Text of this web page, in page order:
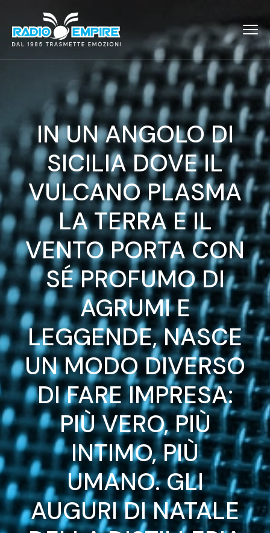
IN UN ANGOLO DI
SICILIA DOVE IL
VULCANO PLASMA
LA TERRA E IL
VENTO PORTA CON
SÉ PROFUMO DI
AGRUMI E
LEGGENDE, NASCE
UN MODO DIVERSO
DI FARE IMPRESA:
PIÙ VERO, PIÙ
INTIMO, PIÙ
UMANO. GLI
AUGURI DI NATALE